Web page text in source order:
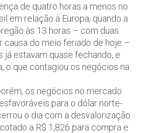
de quatro horas a menos no
em relação à Europa, quando a
às 13 horas – com duas
causa do meio feriado de hoje –
já estavam quase fechando, e
o que contagiou os negócios na
os negócios no mercado
para o dólar norte-
o dia com a desvalorização
a R$ 1,826 para compra e